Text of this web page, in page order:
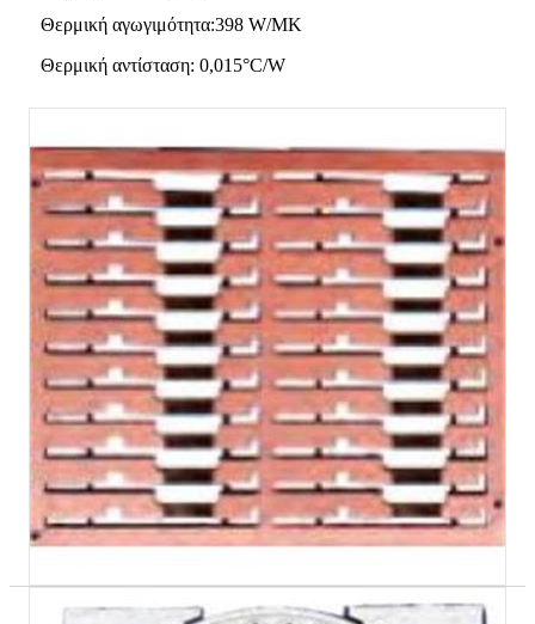
Θερμική αγωγιμότητα:398 W/MK
Θερμική αντίσταση: 0,015°C/W